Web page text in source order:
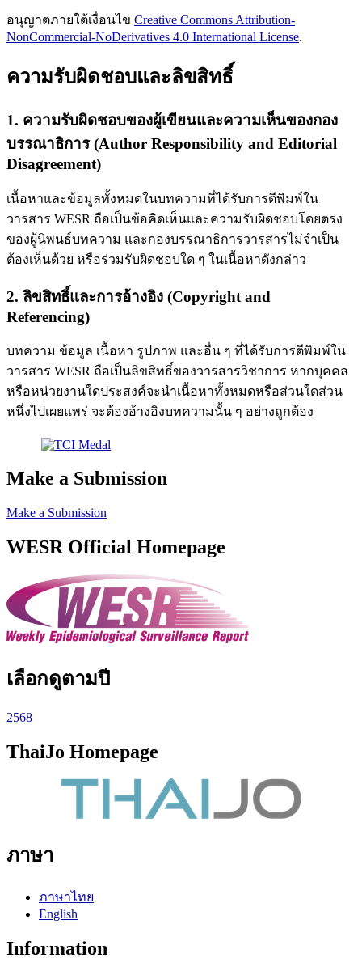
อนุญาตภายใต้เงื่อนไข Creative Commons Attribution-
NonCommercial-NoDerivatives 4.0 International License.
ความรับผิดชอบและลิขสิทธิ์
1. ความรับผิดชอบของผู้เขียนและความเห็นของกอง
บรรณาธิการ (Author Responsibility and Editorial
Disagreement)
เนื้อหาและข้อมูลทั้งหมดในบทความที่ได้รับการตีพิมพ์ใน
วารสาร WESR ถือเป็นข้อคิดเห็นและความรับผิดชอบโดยตรง
ของผู้นิพนธ์บทความ และกองบรรณาธิการวารสารไม่จำเป็น
ต้องเห็นด้วย หรือร่วมรับผิดชอบใด ๆ ในเนื้อหาดังกล่าว
2. ลิขสิทธิ์และการอ้างอิง (Copyright and
Referencing)
บทความ ข้อมูล เนื้อหา รูปภาพ และอื่น ๆ ที่ได้รับการตีพิมพ์ใน
วารสาร WESR ถือเป็นลิขสิทธิ์ของวารสารวิชาการ หากบุคคล
หรือหน่วยงานใดประสงค์จะนำเนื้อหาทั้งหมดหรือส่วนใดส่วน
หนึ่งไปเผยแพร่ จะต้องอ้างอิงบทความนั้น ๆ อย่างถูกต้อง
Make a Submission
Make a Submission
WESR Official Homepage
เลือกดูตามปี
2568
ThaiJo Homepage
ภาษา
ภาษาไทย
English
Information